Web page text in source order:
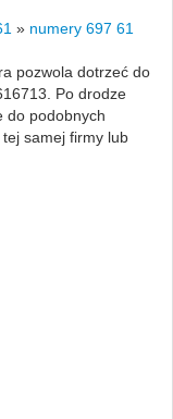
» numery 697 61
pozwola dotrzeć do
Po drodze
do podobnych
samej firmy lub